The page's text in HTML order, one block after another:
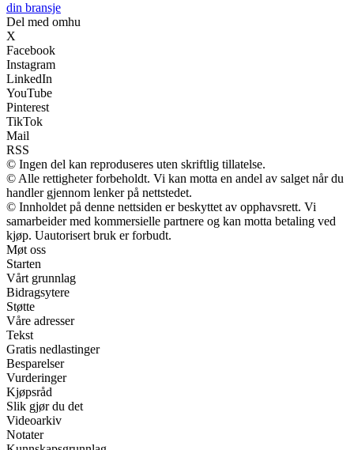
din bransje
Del med omhu
X
Facebook
Instagram
LinkedIn
YouTube
Pinterest
TikTok
Mail
RSS
© Ingen del kan reproduseres uten skriftlig tillatelse.
© Alle rettigheter forbeholdt. Vi kan motta en andel av salget når du
handler gjennom lenker på nettstedet.
© Innholdet på denne nettsiden er beskyttet av opphavsrett. Vi
samarbeider med kommersielle partnere og kan motta betaling ved
kjøp. Uautorisert bruk er forbudt.
Møt oss
Starten
Vårt grunnlag
Bidragsytere
Støtte
Våre adresser
Tekst
Gratis nedlastinger
Besparelser
Vurderinger
Kjøpsråd
Slik gjør du det
Videoarkiv
Notater